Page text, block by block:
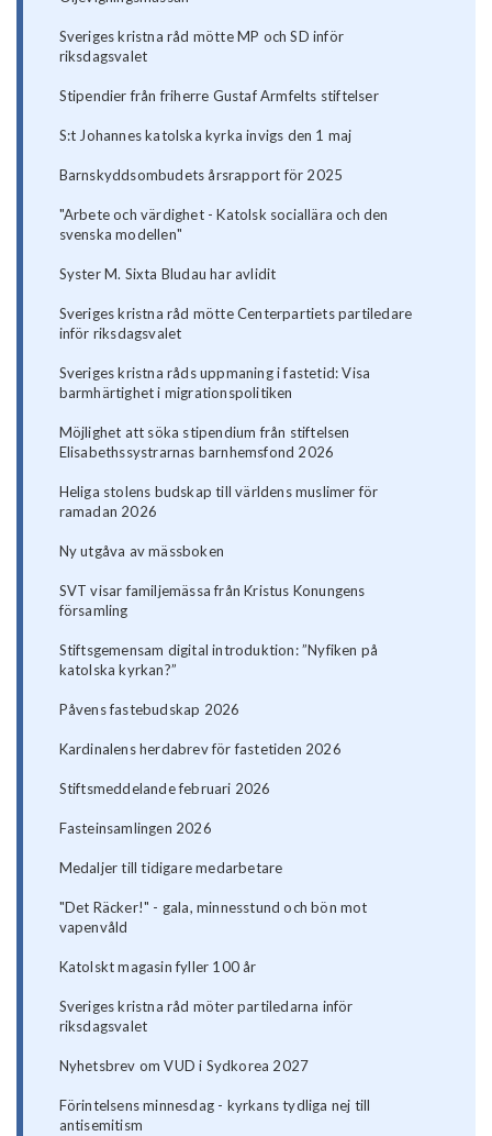
Sveriges kristna råd mötte MP och SD inför
riksdagsvalet
Stipendier från friherre Gustaf Armfelts stiftelser
S:t Johannes katolska kyrka invigs den 1 maj
Barnskyddsombudets årsrapport för 2025
"Arbete och värdighet - Katolsk sociallära och den
svenska modellen"
Syster M. Sixta Bludau har avlidit
Sveriges kristna råd mötte Centerpartiets partiledare
inför riksdagsvalet
Sveriges kristna råds uppmaning i fastetid: Visa
barmhärtighet i migrationspolitiken
Möjlighet att söka stipendium från stiftelsen
Elisabethssystrarnas barnhemsfond 2026
Heliga stolens budskap till världens muslimer för
ramadan 2026
Ny utgåva av mässboken
SVT visar familjemässa från Kristus Konungens
församling
Stiftsgemensam digital introduktion: ”Nyfiken på
katolska kyrkan?”
Påvens fastebudskap 2026
Kardinalens herdabrev för fastetiden 2026
Stiftsmeddelande februari 2026
Fasteinsamlingen 2026
Medaljer till tidigare medarbetare
"Det Räcker!" - gala, minnesstund och bön mot
vapenvåld
Katolskt magasin fyller 100 år
Sveriges kristna råd möter partiledarna inför
riksdagsvalet
Nyhetsbrev om VUD i Sydkorea 2027
Förintelsens minnesdag - kyrkans tydliga nej till
antisemitism